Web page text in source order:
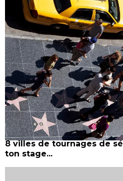
8 villes de tournages de
ton stage...